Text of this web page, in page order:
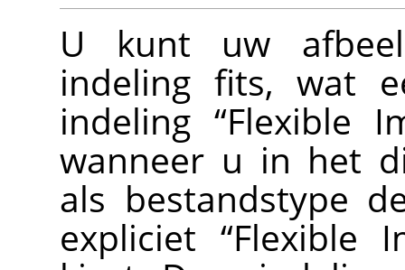
U kunt uw
indeling fits, wat
indeling “Flexible
wanneer u in het
als bestandstype
expliciet “Flexible